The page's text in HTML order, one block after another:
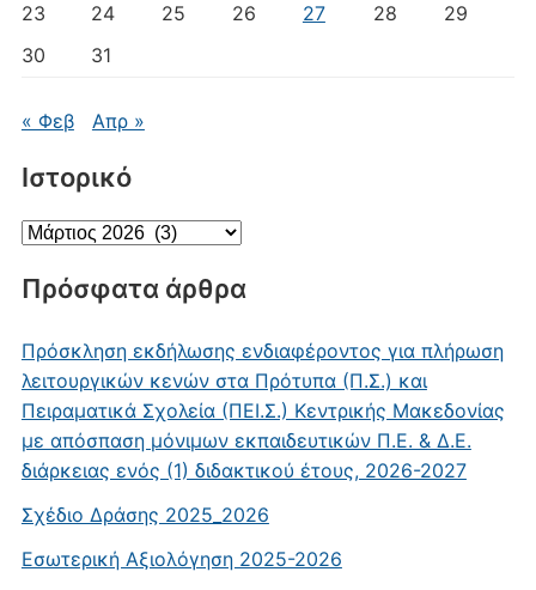
23
24 25 26 27 28
29
30
31
« Φεβ Απρ »
Ιστορικό
Ιστορικό
Πρόσφατα άρθρα
Πρόσκληση εκδήλωσης ενδιαφέροντος για πλήρωση
λειτουργικών κενών στα Πρότυπα (Π.Σ.) και
Πειραματικά Σχολεία (ΠΕΙ.Σ.) Κεντρικής Μακεδονίας
με απόσπαση μόνιμων εκπαιδευτικών Π.Ε. & Δ.Ε.
διάρκειας ενός (1) διδακτικού έτους, 2026-2027
Σχέδιο Δράσης 2025_2026
Εσωτερική Αξιολόγηση 2025-2026